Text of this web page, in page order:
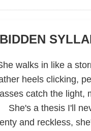
walks in like a
heels clicking,
catch the light,
She's a thesis I'll
and reckless,